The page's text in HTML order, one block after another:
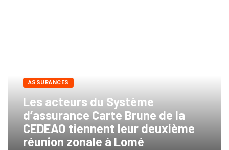
ASSURANCES
Les acteurs du Système
d’assurance Carte Brune de la
CEDEAO tiennent leur deuxième
réunion zonale à Lomé